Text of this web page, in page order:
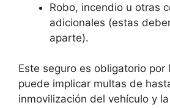
Robo, incendio u otras
adicionales (estas
aparte).
Este seguro es obligatorio por
puede implicar multas de
inmovilización del vehículo y